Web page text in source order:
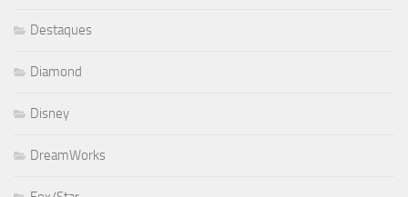
Destaques
Diamond
Disney
DreamWorks